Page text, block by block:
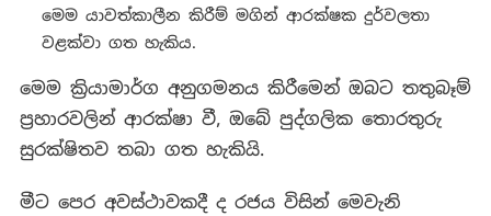
මෙම යාවත්කාලීන කිරීම් මගින් ආරක්ෂක දුර්වලතා
වළක්වා ගත හැකිය.
මෙම ක්‍රියාමාර්ග අනුගමනය කිරීමෙන් ඔබට තතුබෑම්
ප්‍රහාරවලින් ආරක්ෂා වී, ඔබේ පුද්ගලික තොරතුරු
සුරක්ෂිතව තබා ගත හැකියි.
මීට පෙර අවස්ථාවකදී ද රජය විසින් මෙවැනි